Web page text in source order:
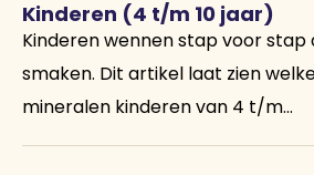
Kinderen (4 t/m 10 jaar)
Kinderen wennen stap voor stap
smaken. Dit artikel laat zien
mineralen kinderen van 4 t/m...